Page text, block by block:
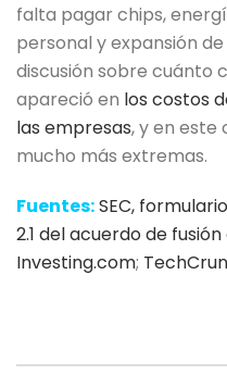
falta pagar chips,
personal y expansión
discusión sobre cuánto
apareció en los costos
las empresas, y en este
mucho más extremas.
Fuentes:SEC,
2.1 del acuerdo de
Investing.com;